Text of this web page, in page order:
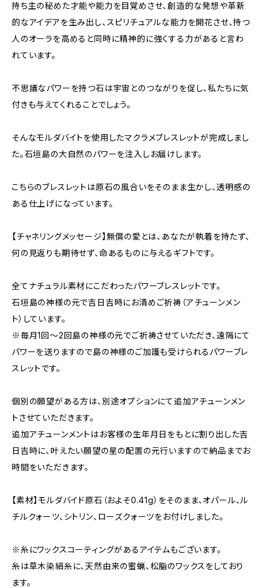
持ち主の秘めた才能や能力を目覚めさせ、創造的な発想や革新
的なアイデアを生み出し、スピリチュアルな能力を開花させ、持つ
人のオーラを高めると同時に精神的に強くする力があると言わ
れています。
不思議なパワーを持つ石は宇宙とのつながりを促し、私たちに気
付きも与えてくれることでしょう。
そんなモルダバイトを使用したマクラメブレスレットが完成しまし
た。石垣島の大自然のパワーを注入しお届けします。
こちらのブレスレットは原石の風合いをそのまま生かし、透明感の
ある仕上げになっています。
【チャネリングメッセージ】無償の愛とは、あなたが執着を持たず、
何の見返りも期待せず、命あるものに与えるギフトです。
全てナチュラル素材にこだわったパワーブレスレットです。
石垣島の神様の元で吉日吉時にお清めご祈祷（アチューンメン
ト）しています。
※毎月1回～2回島の神様の元でご祈祷させていただき、遠隔にて
パワーを送りますので島の神様のご加護も受けられるパワーブレ
スレットです。
個別の願望がある方は、別途オプションにて追加アチューンメン
トさせていただきます。
追加アチューンメントはお客様の生年月日をもとに割り出した吉
日吉時に、叶えたい願望の星の配置の元行いますので納品までお
時間をいただきます。
【素材】モルダバイド原石（およそ0.41g）をそのまま、オパール、ル
チルクォーツ、シトリン、ローズクォーツをお付けしました。
※糸にワックスコーティングがあるアイテムもございます。
糸は草木染絹糸に、天然由来の蜜蝋、松脂のワックスをしており
ます。